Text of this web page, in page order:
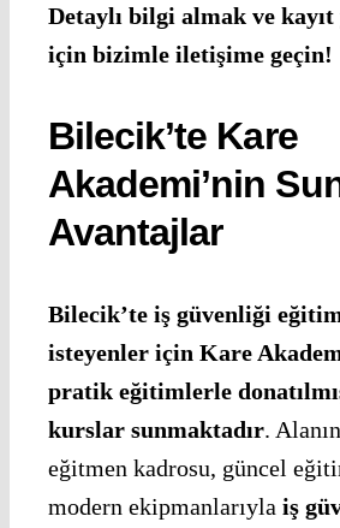
Detaylı bilgi almak ve
için bizimle iletişime geçin!
Bilecik’te Kare
Akademi’nin
Avantajlar
Bilecik’te iş güvenliği
isteyenler için Kare
pratik eğitimlerle
kurslar sunmaktadır.
eğitmen kadrosu, güncel
modern ekipmanlarıyla iş